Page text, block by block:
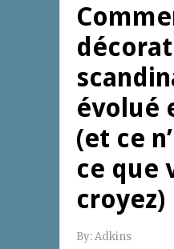
évolué
(et ce
ce que
croyez)
By:Adkins